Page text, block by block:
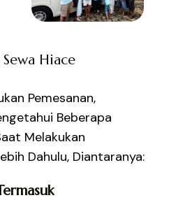
Hiace
Pemesanan,
Beberapa
Melakukan
Dahulu, Diantaranya: